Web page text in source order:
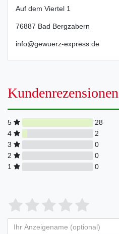
Auf dem Viertel 1
76887 Bad Bergzabern
info@gewuerz-express.de
Kundenrezensionen
5
28
4
2
3
0
2
0
1
0
Bewertungssterne
von
4
von
3
von
2
von
1
von